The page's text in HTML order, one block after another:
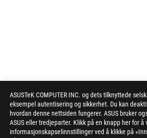
ASUSTeK COMPUTER INC. og dets tilknyttede
eksempel autentisering og sikkerhet. Du kan
hvordan denne nettsiden fungerer. ASUS bruker
ASUS eller tredjeparter. Klikk på en knapp her for
informasjonskapselinnstillinger ved å klikke på
ASUS
Footer
> GAMING LAPTOPS >